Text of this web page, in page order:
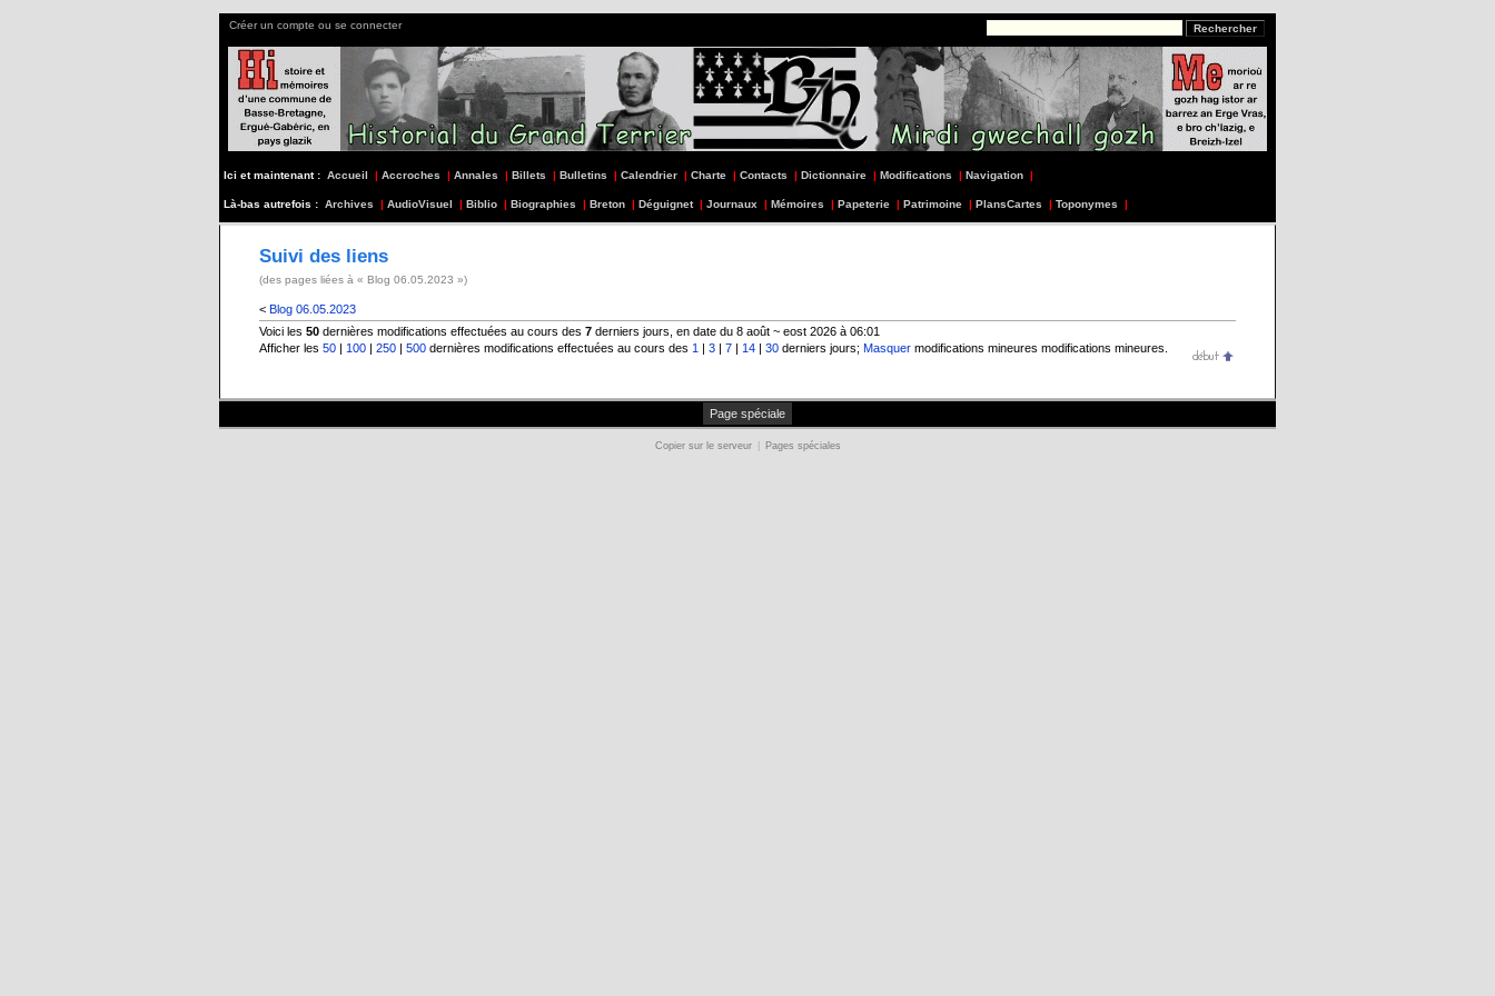
Créer un compte ou se connecter
Ici et maintenant : Accueil | Accroches | Annales | Billets | Bulletins | Calendrier | Charte | Contacts | Dictionnaire | Modifications | Navigation |
Là-bas autrefois : Archives | AudioVisuel | Biblio | Biographies | Breton | Déguignet | Journaux | Mémoires | Papeterie | Patrimoine | PlansCartes | Toponymes |
Suivi des liens
(des pages liées à « Blog 06.05.2023 »)
< Blog 06.05.2023
Voici les 50 dernières modifications effectuées au cours des 7 derniers jours, en date du 8 août ~ eost 2026 à 06:01
Afficher les 50 100 250 500 dernières modifications effectuées au cours des 1 3 7 14 30 derniers jours; Masquer modifications mineures modifications mineures.
Page spéciale
Copier sur le serveur Pages spéciales